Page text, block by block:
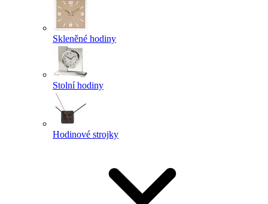
Skleněné hodiny
Stolní hodiny
Hodinové strojky